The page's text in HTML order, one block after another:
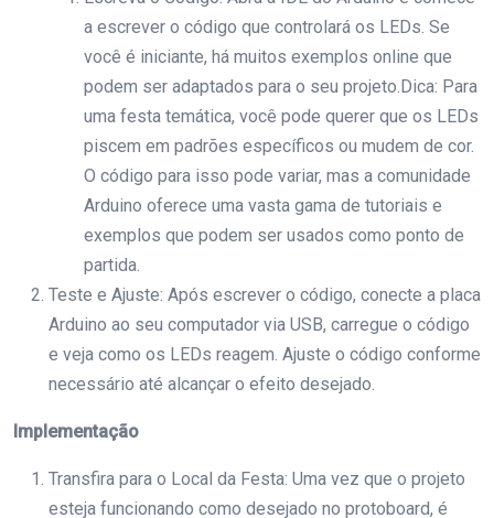
a escrever o código que controlará os LEDs. Se
você é iniciante, há muitos exemplos online que
podem ser adaptados para o seu projeto.Dica: Para
uma festa temática, você pode querer que os LEDs
piscem em padrões específicos ou mudem de cor.
O código para isso pode variar, mas a comunidade
Arduino oferece uma vasta gama de tutoriais e
exemplos que podem ser usados como ponto de
partida.
Teste e Ajuste: Após escrever o código, conecte a placa
Arduino ao seu computador via USB, carregue o código
e veja como os LEDs reagem. Ajuste o código conforme
necessário até alcançar o efeito desejado.
Implementação
Transfira para o Local da Festa: Uma vez que o projeto
esteja funcionando como desejado no protoboard, é